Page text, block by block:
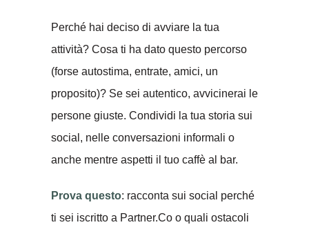
Perché hai deciso di avviare la tua
attività? Cosa ti ha dato questo percorso
(forse autostima, entrate, amici, un
proposito)? Se sei autentico, avvicinerai le
persone giuste. Condividi la tua storia sui
social, nelle conversazioni informali o
anche mentre aspetti il tuo caffè al bar.
Prova questo: racconta sui social perché
ti sei iscritto a Partner.Co o quali ostacoli